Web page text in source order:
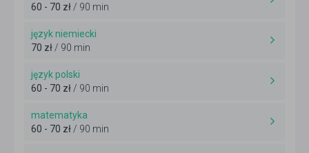
60 - 70 zł/ 90 min
język niemiecki
70 zł/ 90 min
język polski
60 - 70 zł/ 90 min
matematyka
60 - 70 zł/ 90 min